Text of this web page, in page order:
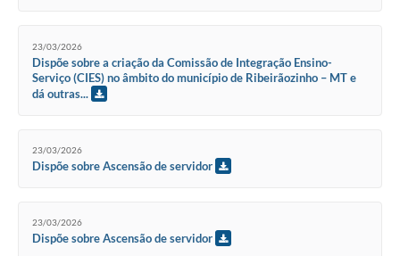
23/03/2026
Dispõe sobre a criação da Comissão de Integração Ensino-
Serviço (CIES) no âmbito do município de Ribeirãozinho – MT e
dá outras...
23/03/2026
Dispõe sobre Ascensão de servidor
23/03/2026
Dispõe sobre Ascensão de servidor